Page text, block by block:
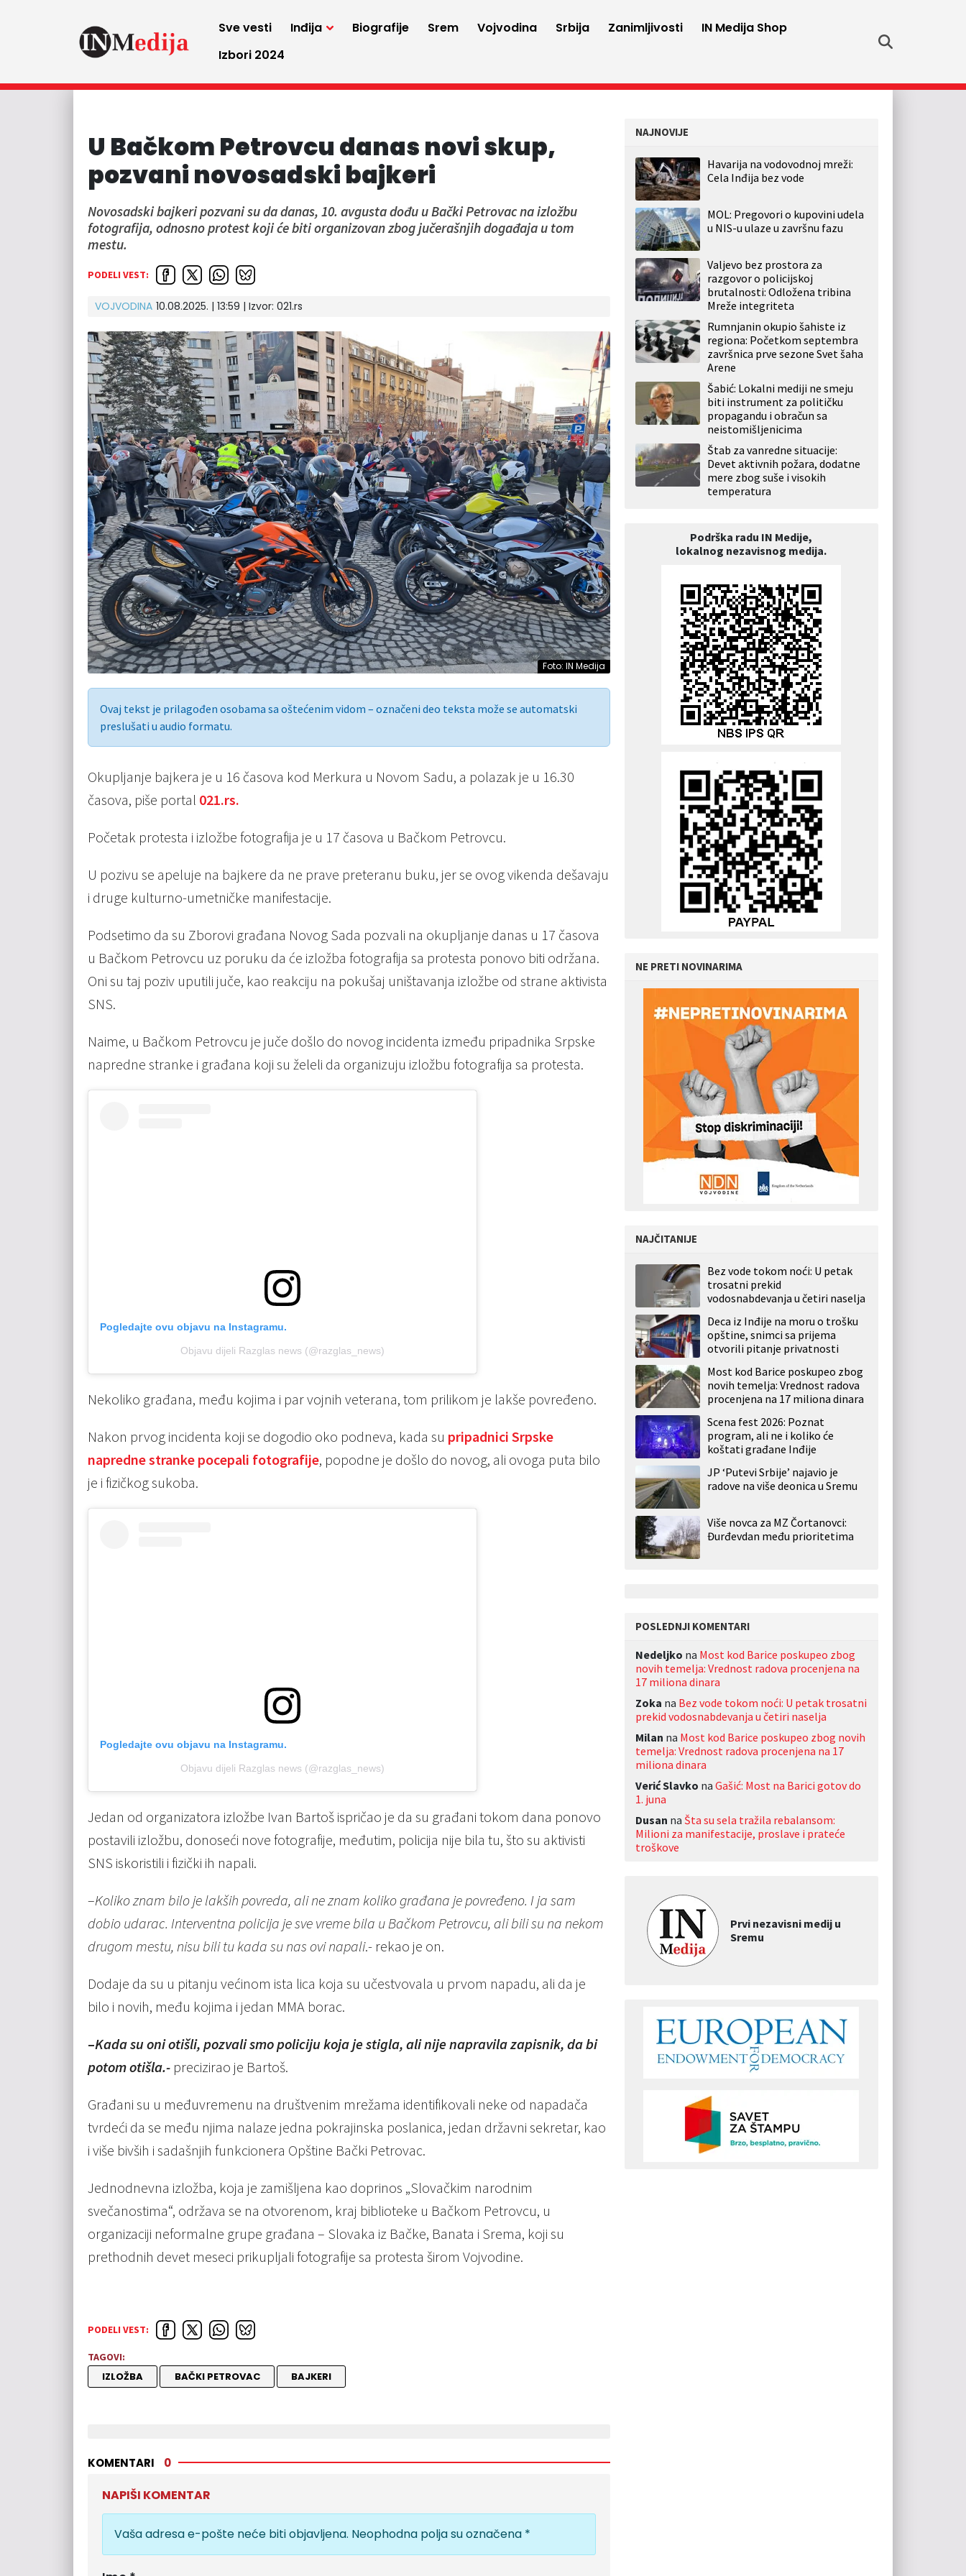
Sve vesti Inđija Biografije Srem Vojvodina Srbija Zanimljivosti
IN Medija Shop
Izbori 2024
U Bačkom Petrovcu danas novi skup,
pozvani novosadski bajkeri
Novosadski bajkeri pozvani su da danas, 10. avgusta dođu u Bački Petrovac na izložbu
fotografija, odnosno protest koji će biti organizovan zbog jučerašnjih događaja u tom
mestu.
PODELI VEST:
VOJVODINA 10.08.2025. | 13:59 | Izvor: 021.rs
Foto: IN Medija
Ovaj tekst je prilagođen osobama sa oštećenim vidom – označeni deo teksta može se automatski
preslušati u audio formatu.
Okupljanje bajkera je u 16 časova kod Merkura u Novom Sadu, a polazak je u 16.30
časova, piše portal 021.rs.
Početak protesta i izložbe fotografija je u 17 časova u Bačkom Petrovcu.
U pozivu se apeluje na bajkere da ne prave preteranu buku, jer se ovog vikenda dešavaju
i druge kulturno-umetničke manifestacije.
Podsetimo da su Zborovi građana Novog Sada pozvali na okupljanje danas u 17 časova
u Bačkom Petrovcu uz poruku da će izložba fotografija sa protesta ponovo biti održana.
Oni su taj poziv uputili juče, kao reakciju na pokušaj uništavanja izložbe od strane aktivista
SNS.
Naime, u Bačkom Petrovcu je juče došlo do novog incidenta između pripadnika Srpske
napredne stranke i građana koji su želeli da organizuju izložbu fotografija sa protesta.
Pogledajte ovu objavu na Instagramu.
Objavu dijeli Razglas news (@razglas_news)
Nekoliko građana, među kojima i par vojnih veterana, tom prilikom je lakše povređeno.
Nakon prvog incidenta koji se dogodio oko podneva, kada su pripadnici Srpske
napredne stranke pocepali fotografije, popodne je došlo do novog, ali ovoga puta bilo
je i fizičkog sukoba.
Pogledajte ovu objavu na Instagramu.
Objavu dijeli Razglas news (@razglas_news)
Jedan od organizatora izložbe Ivan Bartoš ispričao je da su građani tokom dana ponovo
postavili izložbu, donoseći nove fotografije, međutim, policija nije bila tu, što su aktivisti
SNS iskoristili i fizički ih napali.
–Koliko znam bilo je lakših povreda, ali ne znam koliko građana je povređeno. I ja sam
dobio udarac. Interventna policija je sve vreme bila u Bačkom Petrovcu, ali bili su na nekom
drugom mestu, nisu bili tu kada su nas ovi napali.- rekao je on.
Dodaje da su u pitanju većinom ista lica koja su učestvovala u prvom napadu, ali da je
bilo i novih, među kojima i jedan MMA borac.
–Kada su oni otišli, pozvali smo policiju koja je stigla, ali nije napravila zapisnik, da bi
potom otišla.- precizirao je Bartoš.
Građani su u međuvremenu na društvenim mrežama identifikovali neke od napadača
tvrdeći da se među njima nalaze jedna pokrajinska poslanica, jedan državni sekretar, kao
i više bivših i sadašnjih funkcionera Opštine Bački Petrovac.
Jednodnevna izložba, koja je zamišljena kao doprinos „Slovačkim narodnim
svečanostima“, održava se na otvorenom, kraj biblioteke u Bačkom Petrovcu, u
organizaciji neformalne grupe građana – Slovaka iz Bačke, Banata i Srema, koji su
prethodnih devet meseci prikupljali fotografije sa protesta širom Vojvodine.
PODELI VEST:
TAGOVI:
IZLOŽBA BAČKI PETROVAC BAJKERI
KOMENTARI 0
NAPIŠI KOMENTAR
Vaša adresa e-pošte neće biti objavljena. Neophodna polja su označena *
NAJNOVIJE
Havarija na vodovodnoj mreži:
Cela Inđija bez vode
MOL: Pregovori o kupovini udela
u NIS-u ulaze u završnu fazu
Valjevo bez prostora za
razgovor o policijskoj
brutalnosti: Odložena tribina
Mreže integriteta
Rumnjanin okupio šahiste iz
regiona: Početkom septembra
završnica prve sezone Svet šaha
Arene
Šabić: Lokalni mediji ne smeju
biti instrument za političku
propagandu i obračun sa
neistomišljenicima
Štab za vanredne situacije:
Devet aktivnih požara, dodatne
mere zbog suše i visokih
temperatura
Podrška radu IN Medije,
lokalnog nezavisnog medija.
NE PRETI NOVINARIMA
NAJČITANIJE
Bez vode tokom noći: U petak
trosatni prekid
vodosnabdevanja u četiri naselja
Deca iz Inđije na moru o trošku
opštine, snimci sa prijema
otvorili pitanje privatnosti
Most kod Barice poskupeo zbog
novih temelja: Vrednost radova
procenjena na 17 miliona dinara
Scena fest 2026: Poznat
program, ali ne i koliko će
koštati građane Inđije
JP ‘Putevi Srbije’ najavio je
radove na više deonica u Sremu
Više novca za MZ Čortanovci:
Đurđevdan među prioritetima
POSLEDNJI KOMENTARI
Nedeljko na Most kod Barice poskupeo zbog
novih temelja: Vrednost radova procenjena na
17 miliona dinara
Zoka na Bez vode tokom noći: U petak trosatni
prekid vodosnabdevanja u četiri naselja
Milan na Most kod Barice poskupeo zbog novih
temelja: Vrednost radova procenjena na 17
miliona dinara
Verić Slavko na Gašić: Most na Barici gotov do
1. juna
Dusan na Šta su sela tražila rebalansom:
Milioni za manifestacije, proslave i prateće
troškove
Prvi nezavisni medij u
Sremu